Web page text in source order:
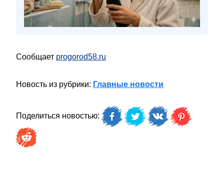
Сообщает progorod58.ru
Новость из рубрики: Главные новости
Поделиться новостью: